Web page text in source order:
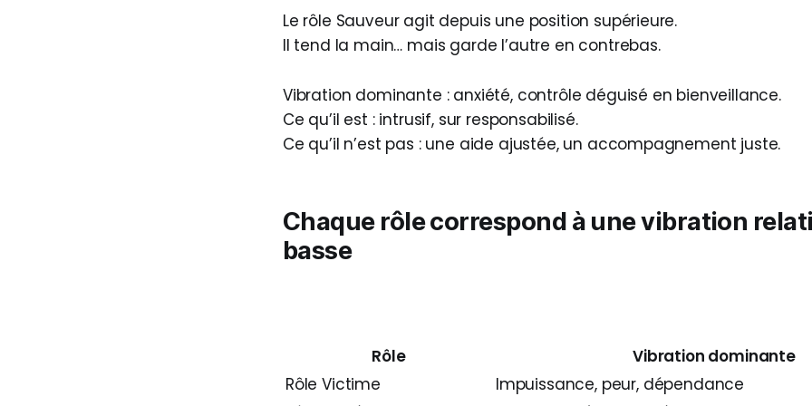
Le rôle Sauveur agit depuis une position supérieure.
Il tend la main… mais garde l’autre en contrebas.
Vibration dominante : anxiété, contrôle déguisé en bienveillance.
Ce qu’il est : intrusif, sur responsabilisé.
Ce qu’il n’est pas : une aide ajustée, un accompagnement juste.
Chaque rôlecorrespond à unevibration
basse
Rôle
Vibration dominante
Rôle Victime
Impuissance, peur, dépendance